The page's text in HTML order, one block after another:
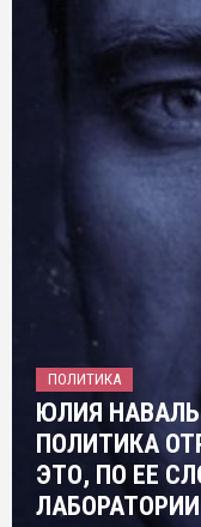
ПОЛИТИКА
ЮЛИЯ
ПОЛИТИКА
ЭТО, ПО ЕЕ
ЛАБОРАТОРИИ